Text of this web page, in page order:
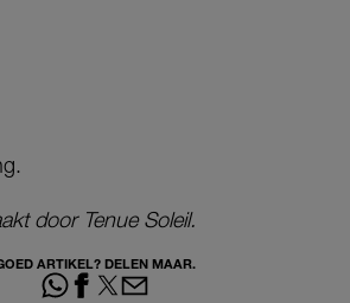
door Tenue Soleil.
ARTIKEL? DELEN MAAR.